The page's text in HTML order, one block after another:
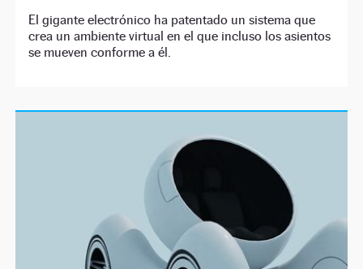
El gigante electrónico ha patentado un sistema que
crea un ambiente virtual en el que incluso los asientos
se mueven conforme a él.